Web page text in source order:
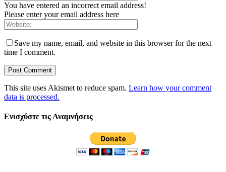
You have entered an incorrect email address!
Please enter your email address here
Save my name, email, and website in this browser for the next
time I comment.
This site uses Akismet to reduce spam. Learn how your comment
data is processed.
Ενισχύστε τις Αναμνήσεις